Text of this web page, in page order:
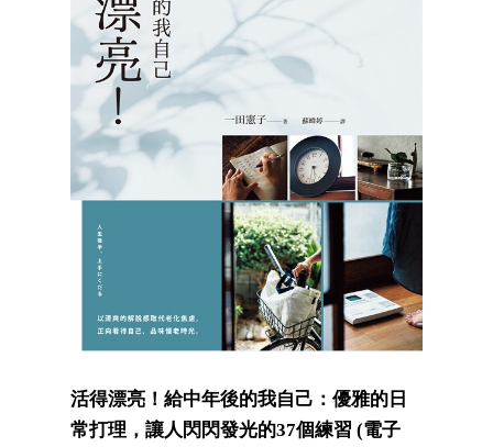
活得漂亮！給中年後的我自己：優雅的日
常打理，讓人閃閃發光的37個練習 (電子